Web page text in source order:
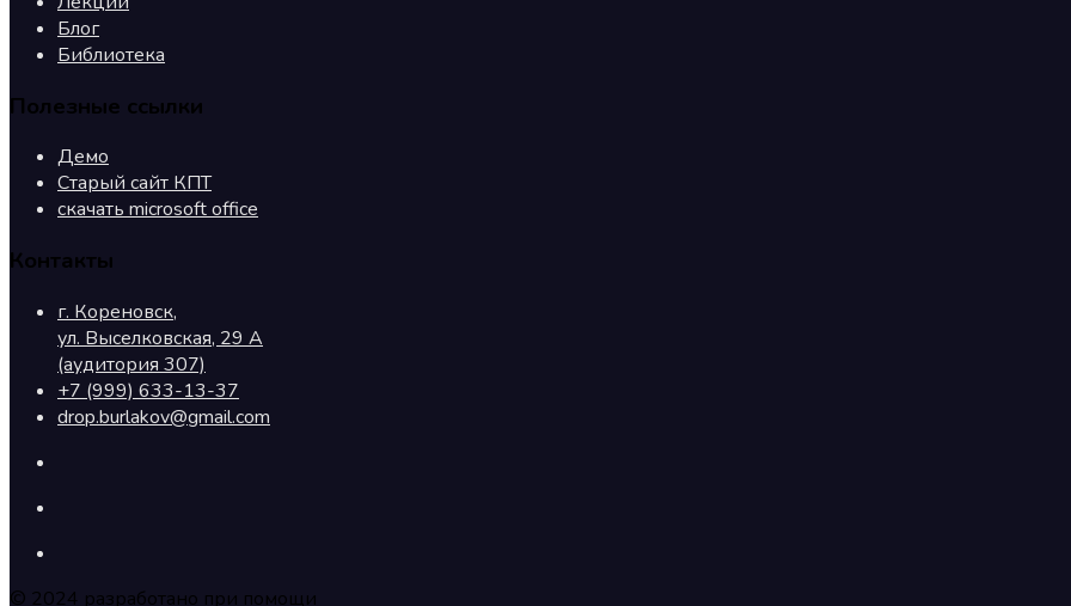
Блог
Библиотека
Полезные ссылки
Демо
Старый сайт КПТ
скачать microsoft office
Контакты
г. Кореновск,
ул. Выселковская, 29 А
(аудитория 307)
+7 (999) 633-13-37
drop.burlakov@gmail.com
© 2024 разработано при помощи